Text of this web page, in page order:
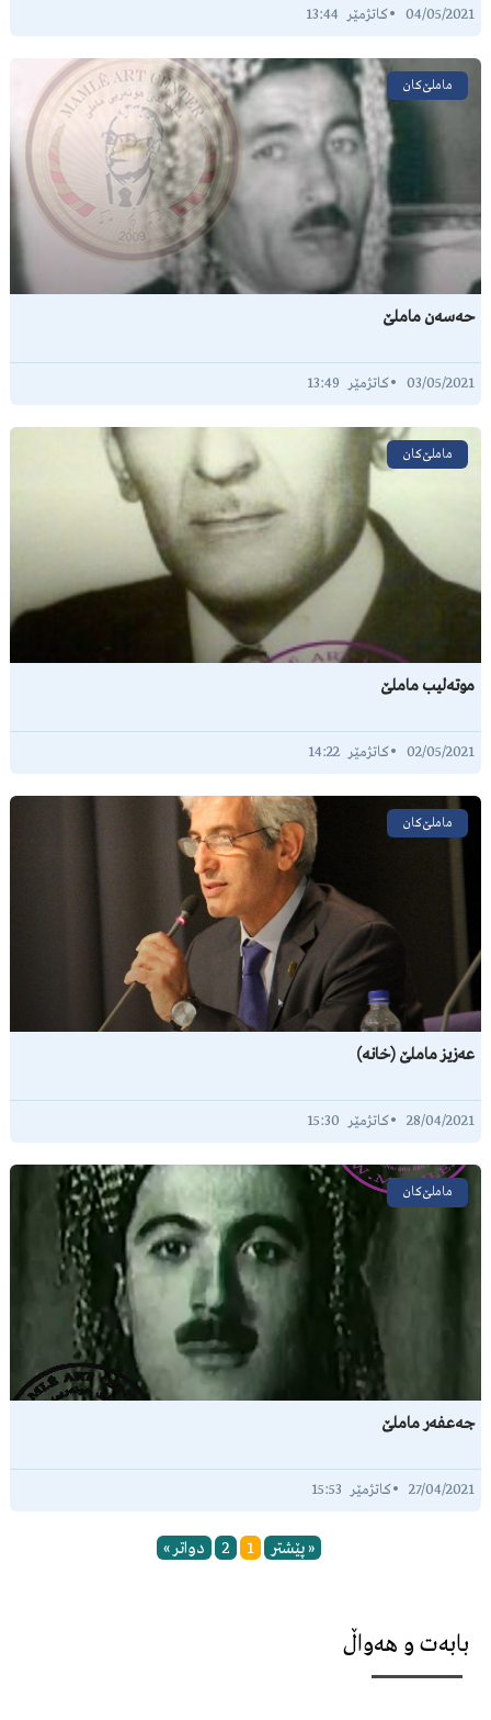
04/05/2021
ماملێ‌کان
حەسەن ماملێ
03/05/2021
ماملێ‌کان
موتەلیب ماملێ
02/05/2021
ماملێ‌کان
عەزیز ماملێ (خانە)
28/04/2021
ماملێ‌کان
جەعفەر ماملێ
27/04/2021
« پێشتر 1
2 دواتر »
بابەت و هەواڵ